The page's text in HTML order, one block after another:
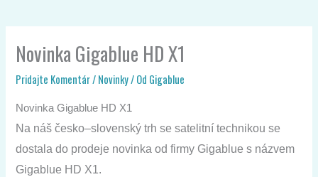
Novinka Gigablue HD X1
Pridajte Komentár/Novinky/ Od Gigablue
Novinka Gigablue HD X1
Na náš česko–slovenský trh se satelitní technikou se
dostala do prodeje novinka od firmy Gigablue s názvem
Gigablue HD X1.